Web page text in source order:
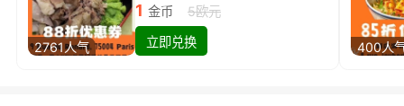
2761人气
1 金币
5欧元
立即兑换
400人